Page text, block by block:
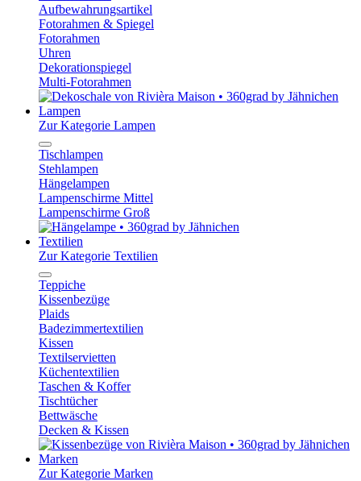
Aufbewahrungsartikel
Fotorahmen & Spiegel
Fotorahmen
Uhren
Dekorationspiegel
Multi-Fotorahmen
Lampen
Zur Kategorie Lampen
Tischlampen
Stehlampen
Hängelampen
Lampenschirme Mittel
Lampenschirme Groß
Textilien
Zur Kategorie Textilien
Teppiche
Kissenbezüge
Plaids
Badezimmertextilien
Kissen
Textilservietten
Küchentextilien
Taschen & Koffer
Tischtücher
Bettwäsche
Decken & Kissen
Marken
Zur Kategorie Marken